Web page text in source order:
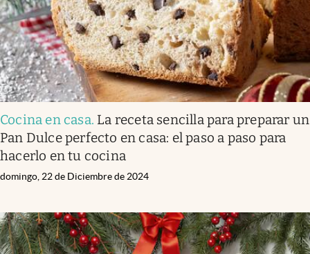
Cocina en casa. La receta sencilla para preparar un
Pan Dulce perfecto en casa: el paso a paso para
hacerlo en tu cocina
domingo, 22 de Diciembre de 2024